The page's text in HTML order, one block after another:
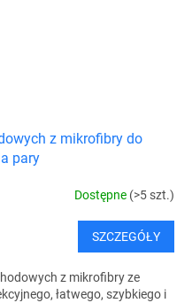
z mikrofibry do
pary
Dostępne (>5 szt.)
SZCZEGÓŁY
z mikrofibry ze
łatwego, szybkiego i